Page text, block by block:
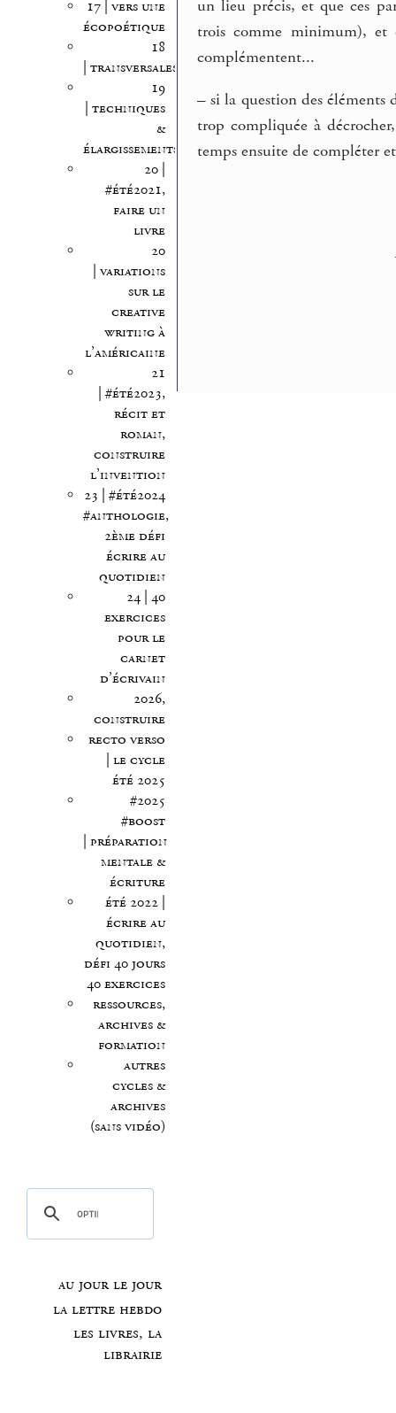
17 | vers une
écopoétique
18
| transversales
19
| techniques
&
élargissements
20 |
#été2021,
faire un
livre
20
| variations
sur le
creative
writing à
l’américaine
21
| #été2023,
récit et
roman,
construire
l’invention
23 | #été2024
#anthologie,
2ème défi
écrire au
quotidien
24 | 40
exercices
pour le
carnet
d’écrivain
2026,
construire
recto verso
| le cycle
été 2025
#2025
#boost
| préparation
mentale &
écriture
été 2022 |
écrire au
quotidien,
défi 40 jours
40 exercices
ressources,
archives &
formation
autres
cycles &
archives
(sans vidéo)
au jour le jour
la lettre hebdo
les livres, la
librairie
un lieu précis, et que ces
trois comme minimum), et
complémentent...
– si la question des éléments
trop compliquée à
temps ensuite de compléter